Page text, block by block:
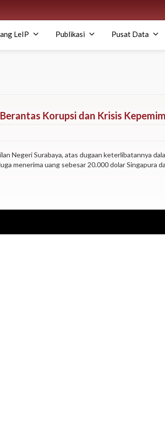
LeIP Publikasi Pusat Data
Korupsi dan Krisis
Negeri Surabaya, atas dugaan keterlibatannya
menerima uang sebesar 20.000 dolar Singapura